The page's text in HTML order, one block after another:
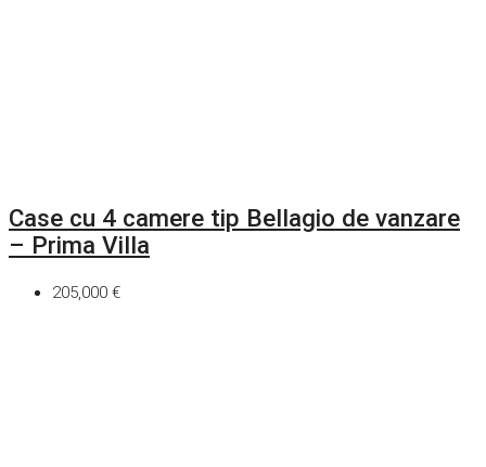
Case cu 4 camere tip Bellagio de vanzare
– Prima Villa
205,000 €